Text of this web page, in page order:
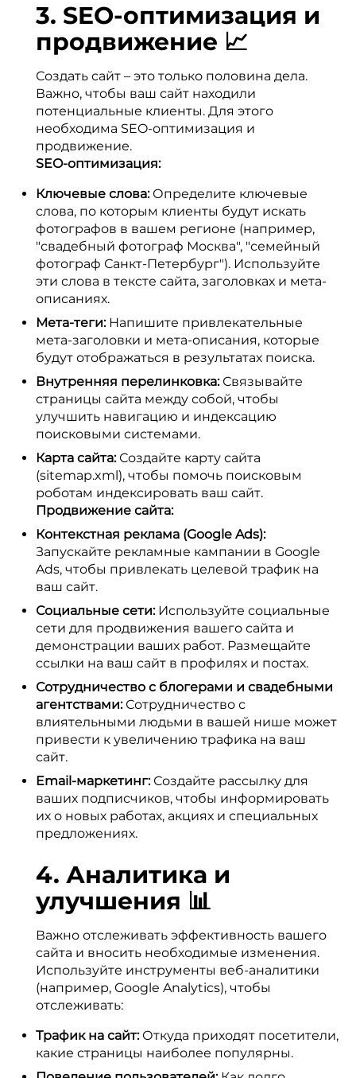
3. SEO-оптимизация и
продвижение 📈
Создать сайт – это только половина дела.
Важно, чтобы ваш сайт находили
потенциальные клиенты. Для этого
необходима SEO-оптимизация и
продвижение.
SEO-оптимизация:
Ключевые слова:Определите ключевые
слова, по которым клиенты будут искать
фотографов в вашем регионе (например,
"свадебный фотограф Москва", "семейный
фотограф Санкт-Петербург"). Используйте
эти слова в тексте сайта, заголовках и мета-
описаниях.
Мета-теги:Напишите привлекательные
мета-заголовки и мета-описания, которые
будут отображаться в результатах поиска.
Внутренняя перелинковка:Связывайте
страницы сайта между собой, чтобы
улучшить навигацию и индексацию
поисковыми системами.
Карта сайта:Создайте карту сайта
(sitemap.xml), чтобы помочь поисковым
роботам индексировать ваш сайт.
Продвижение сайта:
Контекстная реклама (Google Ads):
Запускайте рекламные кампании в Google
Ads, чтобы привлекать целевой трафик на
ваш сайт.
Социальные сети:Используйте социальные
сети для продвижения вашего сайта и
демонстрации ваших работ. Размещайте
ссылки на ваш сайт в профилях и постах.
Сотрудничество с блогерами и свадебными
агентствами:Сотрудничество с
влиятельными людьми в вашей нише может
привести к увеличению трафика на ваш
сайт.
Email-маркетинг:Создайте рассылку для
ваших подписчиков, чтобы информировать
их о новых работах, акциях и специальных
предложениях.
4. Аналитика и
улучшения 📊
Важно отслеживать эффективность вашего
сайта и вносить необходимые изменения.
Используйте инструменты веб-аналитики
(например, Google Analytics), чтобы
отслеживать:
Трафик на сайт:Откуда приходят посетители,
какие страницы наиболее популярны.